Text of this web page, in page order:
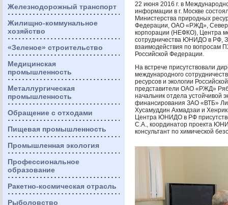
Железнодорожный транспорт
Жилищно-коммунальное
хозяйство
«Зеленое» строительство
Медицинская
промышленность
Металлургическая
промышленность
Обращение с отходами
Пищевая промышленность
Промышленная экология
Профессиональное
образование
Ракетно-космическая отрасль
Рыболовство
22 июня 2016 г. в
информации в г. Москве
Министерства природных
Федерации, ОАО «РЖД»,
корпорации (НЕФКО), Центра
сотрудничества ЮНИДО в РФ,
взаимодействия по вопросам
Российской Федерации.
На встрече присутствовали
международного
ресурсов и экологии
представители ОАО «РЖД»
начальник отдела устойчивой
финансирования ЗАО «ВТБ»
Хусамуддин Ахмадзаи и
Центра ЮНИДО в РФ
С.А., координатор проекта
консультант по химической